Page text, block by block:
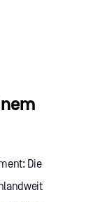
Die